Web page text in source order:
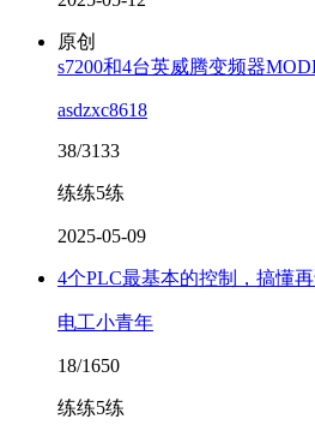
原创
s7200和4台英威腾变频器
asdzxc8618
38/3133
练练5练
2025-05-09
4个PLC最基本的控制，搞懂再
电工小青年
18/1650
练练5练